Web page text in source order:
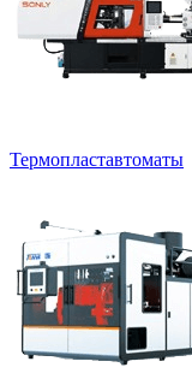
Термопластавтоматы